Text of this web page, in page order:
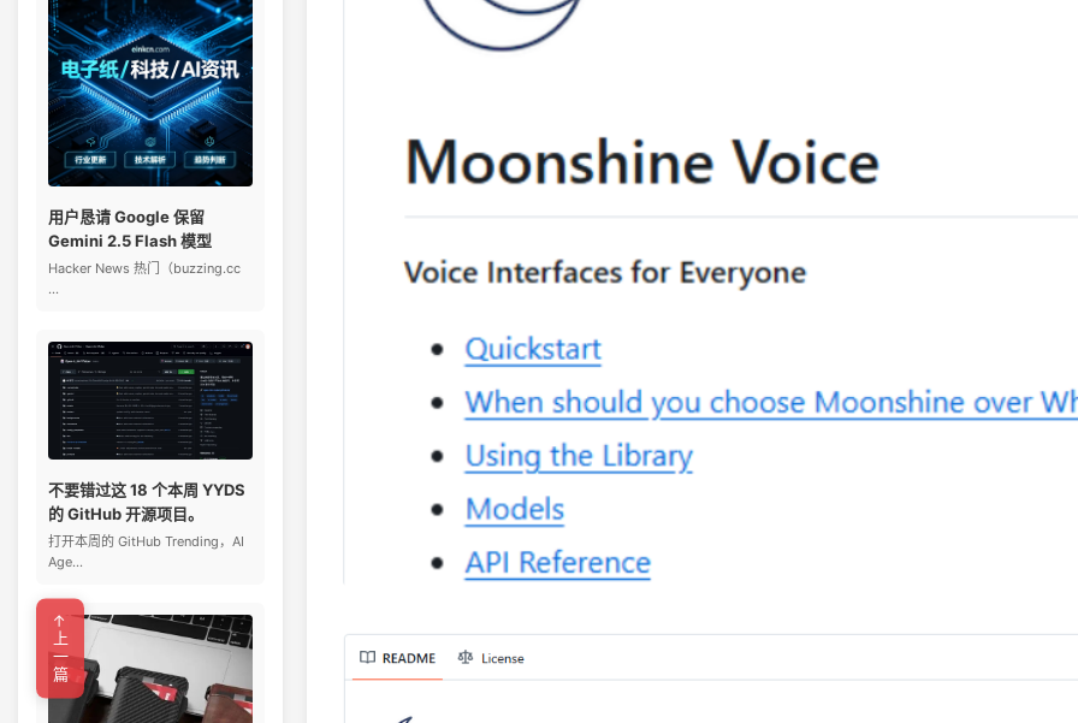
用户恳请 Google 保留
Gemini 2.5 Flash 模型
Hacker News 热门（buzzing.cc
...
不要错过这 18 个本周 YYDS
的 GitHub 开源项目。
打开本周的 GitHub Trending，AI
Age...
←上一篇